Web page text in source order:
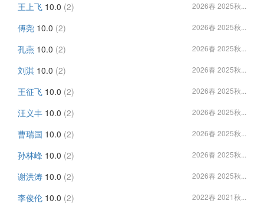
王上飞 10.0 (2) 2026春 2025秋...
傅尧 10.0 (2) 2026春 2025秋...
孔燕 10.0 (2) 2026春 2025秋...
刘淇 10.0 (2) 2026春 2025秋...
王征飞 10.0 (2) 2026春 2025秋...
汪义丰 10.0 (2) 2026春 2025秋...
曹瑞国 10.0 (2) 2026春 2025秋...
孙林峰 10.0 (2) 2026春 2025秋...
谢洪涛 10.0 (2) 2026春 2025秋...
李俊伦 10.0 (2) 2022春 2021秋...